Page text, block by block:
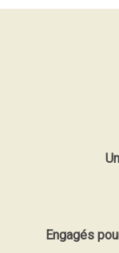
Engagés